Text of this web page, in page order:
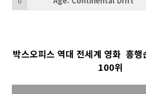
박스오피스 역대 전세계 영화 흥행
100위